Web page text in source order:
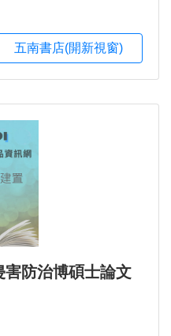
五南書店(開新視窗)
防治博碩士論文